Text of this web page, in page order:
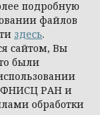
практика,
подробную
файлов
здесь.
сайтом, Вы
были
ФНИСЦ РАН и
обработки